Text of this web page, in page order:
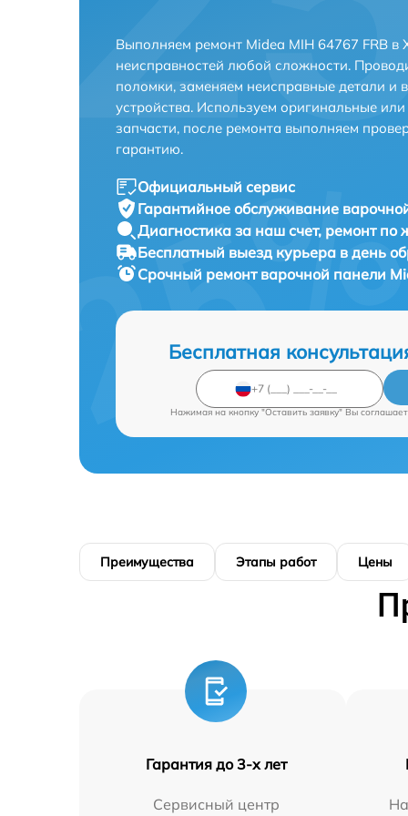
Выполняем ремонт Midea MIH 64767 FRB в
неисправностей любой сложности.
поломки, заменяем неисправные детали и
устройства. Используем оригинальные
запчасти, после ремонта выполняем
гарантию.
Официальный сервис
Гарантийное обслуживание
Диагностика за наш счет, ремонт по
Бесплатный выезд курьера в день
Срочный ремонт варочной панели
Бесплатная
Нажимая на кнопку "Оставить заявку" Вы
Преимущества Этапы работ Цены
Гарантия до 3-х лет
Сервисный центр